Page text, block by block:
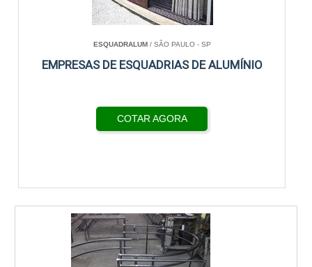
ESQUADRALUM/ SÃO PAULO - SP
EMPRESAS DE ESQUADRIAS DE ALUMÍNIO
COTAR AGORA